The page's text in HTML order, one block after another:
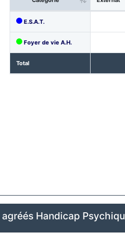
E.S.A.T.
Foyer de vie A.H.
Total
agréés Handicap